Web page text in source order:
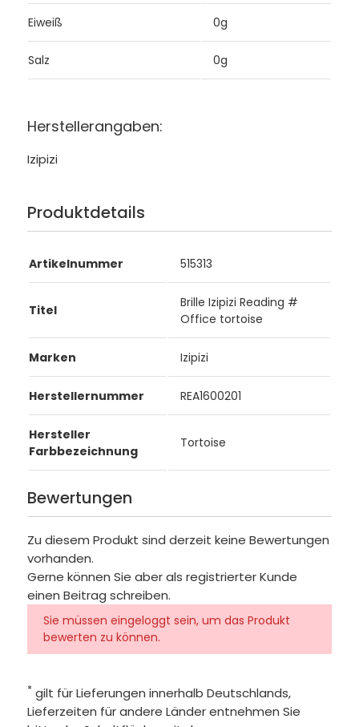
Eiweiß 0g
Salz 0g
Herstellerangaben:
Izipizi
Produktdetails
Artikelnummer 515313
Titel
Brille Izipizi Reading #
Office tortoise
Marken Izipizi
Herstellernummer REA1600201
Hersteller
Farbbezeichnung
Tortoise
Bewertungen
Zu diesem Produkt sind derzeit keine Bewertungen
vorhanden.
Gerne können Sie aber als registrierter Kunde
einen Beitrag schreiben.
Sie müssen eingeloggt sein, um das Produkt
bewerten zu können.
* gilt für Lieferungen innerhalb Deutschlands,
Lieferzeiten für andere Länder entnehmen Sie